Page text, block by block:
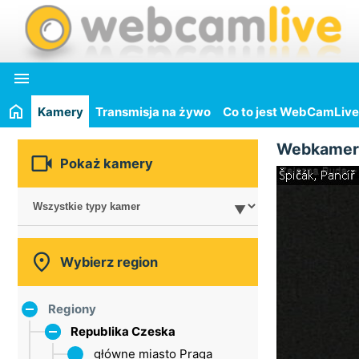

Kamery Transmisja na żywo Co to jest WebCamLive
 Pokaż kamery
 Wybierz region
Regiony
Republika Czeska
główne miasto Praga